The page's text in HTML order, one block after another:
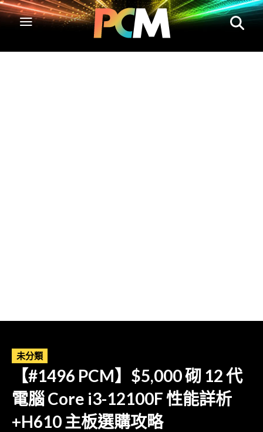
未分類
【#1496 PCM】$5,000 砌 12 代
電腦 Core i3-12100F 性能詳析
+H610 主板選購攻略